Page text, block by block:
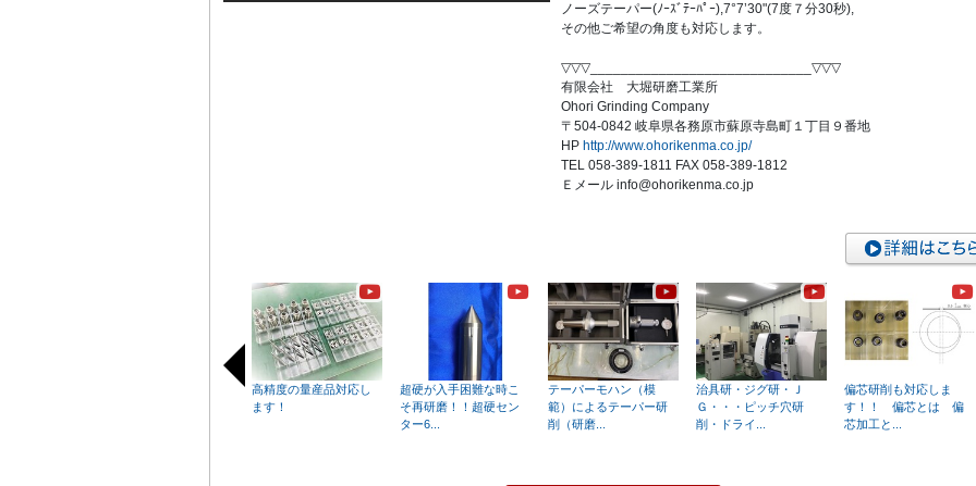
ノーズテーパー(ﾉｰｽﾞﾃｰﾊﾟｰ),7°7’30"(7度７分30秒),
その他ご希望の角度も対応します。
▽▽▽_____________________________▽▽▽
有限会社 大堀研磨工業所
Ohori Grinding Company
〒504-0842 岐阜県各務原市蘇原寺島町１丁目９番地
HP http://www.ohorikenma.co.jp/
TEL 058-389-1811 FAX 058-389-1812
Ｅメール info@ohorikenma.co.jp
高精度の量産品対応し
ます！
超硬が入手困難な時こ
そ再研磨！！超硬セン
ター6...
テーパーモハン（模
範）によるテーパー研
削（研磨...
治具研・ジグ研・Ｊ
Ｇ・・・ピッチ穴研
削・ドライ...
偏芯研削も対応しま
す！！ 偏芯とは 偏
芯加工と...